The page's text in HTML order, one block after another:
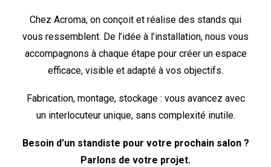
Chez Acroma, on conçoit et réalise des stands qui
vous ressemblent. De l’idée à l’installation, nous vous
accompagnons à chaque étape pour créer un espace
efficace, visible et adapté à vos objectifs.
Fabrication, montage, stockage : vous avancez avec
un interlocuteur unique, sans complexité inutile.
Besoin d’un standiste pour votre prochain salon ?
Parlons de votre projet.